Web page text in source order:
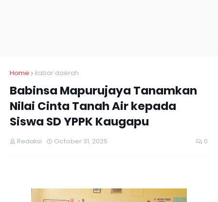
Home kabar daerah
Babinsa Mapurujaya Tanamkan
Nilai Cinta Tanah Air kepada
Siswa SD YPPK Kaugapu
Redaksi October 31, 2025 0